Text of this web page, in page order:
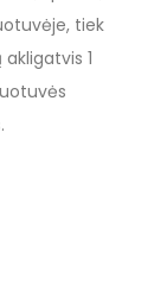
tiek
akligatvis 1